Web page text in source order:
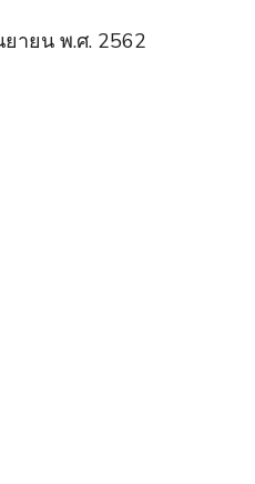
ายน พ.ศ. 2562